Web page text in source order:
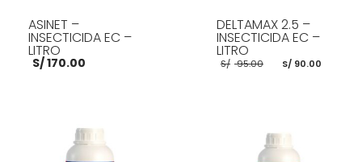
ASINET –
INSECTICIDA EC –
LITRO
S/170.00
AÑADIR AL CARRITO
DELTAMAX 2.5 –
INSECTICIDA EC –
LITRO
S/ 95.00 El
precio
S/90.00
AÑADIR AL CARRITO